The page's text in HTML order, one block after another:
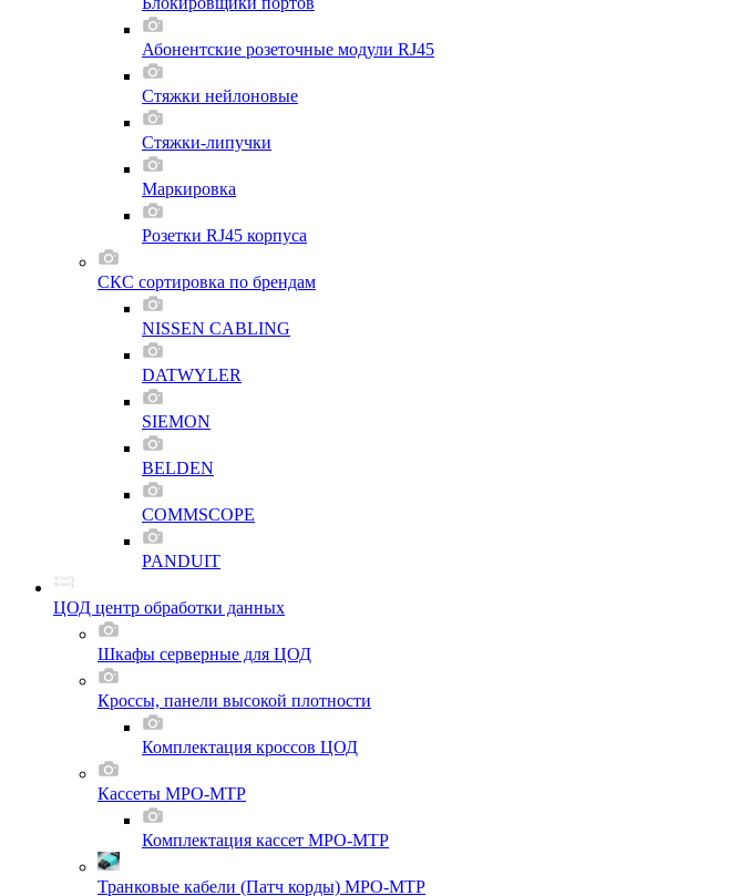
Абонентские розеточные модули RJ45
Стяжки нейлоновые
Стяжки-липучки
Маркировка
Розетки RJ45 корпуса
СКС сортировка по брендам
NISSEN CABLING
DATWYLER
SIEMON
BELDEN
COMMSCOPE
PANDUIT
ЦОД центр обработки данных
Шкафы серверные для ЦОД
Кроссы, панели высокой плотности
Комплектация кроссов ЦОД
Кассеты MPO-MTP
Комплектация кассет MPO-MTP
Транковые кабели (Патч корды) MPO-MTP